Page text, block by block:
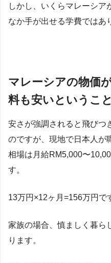
しかし、いくらマレーシア
なか手が出せる学費ではあ
マレーシアの物価
料も安いというこ
安さが強調されると飛びつ
のですが、現地で日本人が
相場は月給RM5,000〜
す。
13万円×12ヶ月=156万円で
家族の場合、慎ましく暮ら
ります。